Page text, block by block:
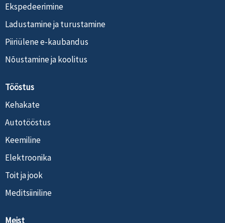
Ekspedeerimine
Ladustamine ja turustamine
Piiriülene e-kaubandus
Nõustamine ja koolitus
Tööstus
Kehakate
Autotööstus
Keemiline
Elektroonika
Toit ja jook
Meditsiiniline
Meist